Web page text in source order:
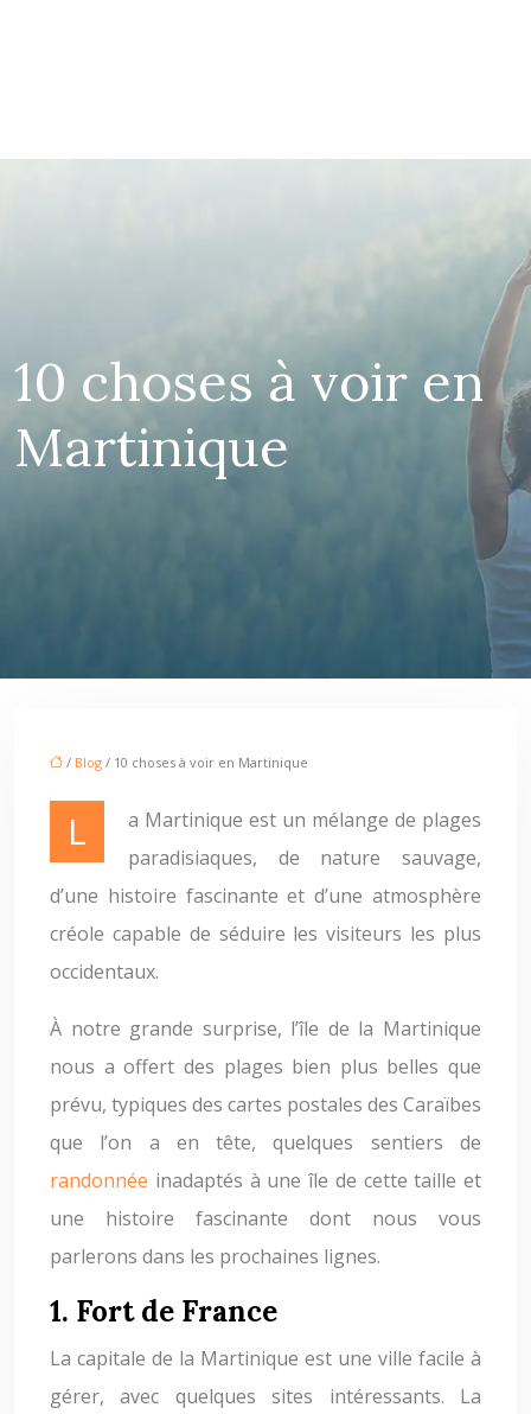
10 choses à voir en
Martinique
/ Blog / 10 choses à voir en Martinique
La Martinique est un mélange de plages
paradisiaques, de nature sauvage,
d’une histoire fascinante et d’une atmosphère
créole capable de séduire les visiteurs les plus
occidentaux.
À notre grande surprise, l’île de la Martinique
nous a offert des plages bien plus belles que
prévu, typiques des cartes postales des Caraïbes
que l’on a en tête, quelques sentiers de
randonnée inadaptés à une île de cette taille et
une histoire fascinante dont nous vous
parlerons dans les prochaines lignes.
1. Fort de France
La capitale de la Martinique est une ville facile à
gérer, avec quelques sites intéressants. La